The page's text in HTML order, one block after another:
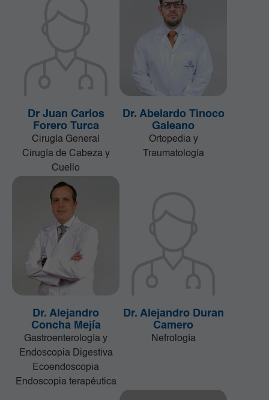
Dr Juan Carlos
Forero Turca
Cirugía General
Cirugía de Cabeza y
Cuello
Dr. Abelardo Tinoco
Galeano
Ortopedia y
Traumatología
Dr. Alejandro
Concha Mejía
Gastroenterología y
Endoscopia Digestiva
Ecoendoscopia
Endoscopia terapéutica
Dr. Alejandro Duran
Camero
Nefrología